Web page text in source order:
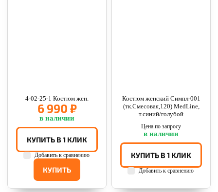
4-02-25-1 Костюм жен.
6 990 ₽
в наличии
КУПИТЬ
КУПИТЬ В 1 КЛИК
Добавить к сравнению
Костюм женский Симпл-001
(тк.Смесовая,120) MedLine,
т.синий/голубой
Цена по запросу
в наличии
КУПИТЬ В 1 КЛИК
Добавить к сравнению